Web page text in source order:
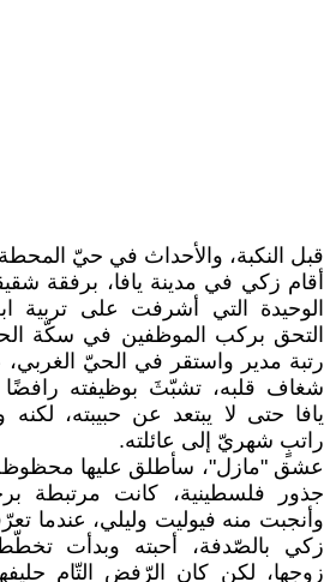
قبل النكبة، والأحداث في حيّ المحطة
أقام زكي في مدينة يافا، برفقة
الوحيدة التي أشرفت على تربية
التحق بركب الموظفين في سكّة
رتبة مدير واستقر في الحيّ
شغاف قلبه، تشبّثَ بوظيفته رافضًا
يافا حتى لا يبتعد عن حبيبته،
راتبٍ شهريّ إلى عائلته.
عشق "مازل"، سأطلق عليها
جذور فلسطينية، كانت مرتبطة
وأنجبت منه فيوليت وليلي، عندما
زكي بالصّدفة، أحبته وبدأت
زوجها، لكن كان الرّفض التّام